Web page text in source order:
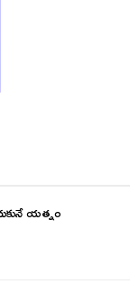
యత్నం